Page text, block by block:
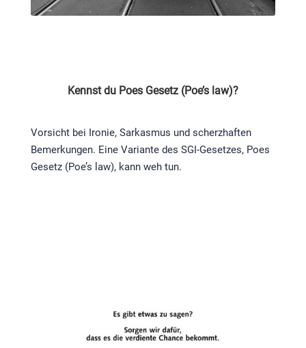
Kennst du Poes Gesetz (Poe’s law)?
Vorsicht bei Ironie, Sarkasmus und scherzhaften
Bemerkungen. Eine Variante des SGI-Gesetzes, Poes
Gesetz (Poe’s law), kann weh tun.